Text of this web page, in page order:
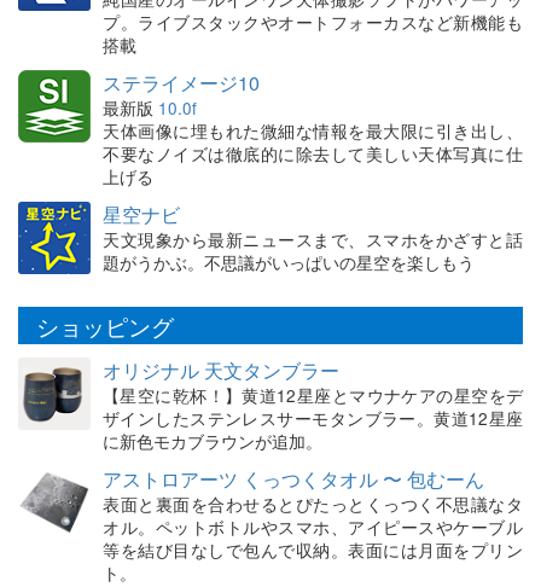
プ。ライブスタックやオートフォーカスなど新機能も
搭載
ステライメージ10
最新版 10.0f
天体画像に埋もれた微細な情報を最大限に引き出し、
不要なノイズは徹底的に除去して美しい天体写真に仕
上げる
星空ナビ
天文現象から最新ニュースまで、スマホをかざすと話
題がうかぶ。不思議がいっぱいの星空を楽しもう
ショッピング
オリジナル 天文タンブラー
【星空に乾杯！】黄道12星座とマウナケアの星空をデ
ザインしたステンレスサーモタンブラー。黄道12星座
に新色モカブラウンが追加。
アストロアーツ くっつくタオル 〜 包むーん
表面と裏面を合わせるとぴたっとくっつく不思議なタ
オル。ペットボトルやスマホ、アイピースやケーブル
等を結び目なしで包んで収納。表面には月面をプリン
ト。